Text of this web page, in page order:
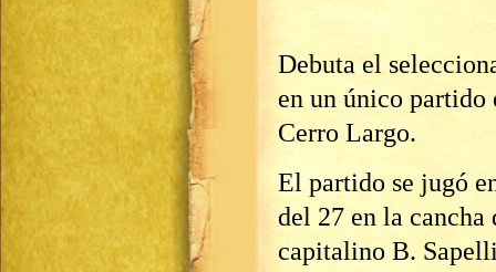
Debuta el
en un único
Cerro Largo.
El partido se jugó
del 27 en la
capitalino B.